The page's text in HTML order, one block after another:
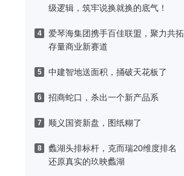
级逻辑，筑牢说换就换的底气！
4
爱琴海集团携手百佳联盟，聚力共拓
存量商业新赛道
5 中建智地送面积，捅破天花板了
6 招商蛇口，杀出一个新产品系
7 顺义国资新盘，图纸糊了
8
蠡湖头排标杆，克而瑞20维度排名
还原真实的玖映蠡湖